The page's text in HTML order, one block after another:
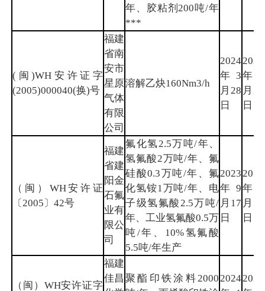
年、胶粘剂200吨/年
***
(闽)WH安许证字
(2005)000040(换)号
福建
省南
安市
星原
气体
有限
公司
溶解乙炔160Nm3/h
2024
年3
月28
日
2026
年9
月20
日
（闽）WH安许证
〔2005〕42号
福建
省建
阳金
石氟
业有
限公
司
氟化氢2.5万吨/年、
氢氟酸2万吨/年、氟
硅酸0.3万吨/年、氟
化氢铵1万吨/年、电
子级氢氟酸2.5万吨/
年、工业氢氟酸0.5万
吨/年、10%氢氟酸
5.5吨/年生产
2023
年9
月17
日
2026
年9
月16
日
（闽）WH安许证字
福建
佳昌 聚酯印铁涂料200020242026